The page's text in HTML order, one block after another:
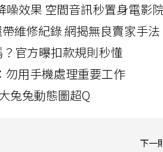
噪效果 空間音訊秒置身電影
維修紀錄 網揭無良賣家手法
官方曝扣款規則秒懂
勿用手機處理重要工作
兔兔動態圖超Q
下一